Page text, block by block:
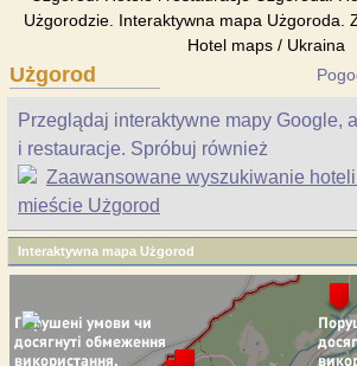
Użgorodzie. Interaktywna mapa Użgoroda.
Hotel maps / Ukraina
Użgorod
Przeglądaj interaktywne mapy Google,
i restauracje. Spróbuj również
Zaawansowane wyszukiwanie
mieście Użgorod
Interaktywna mapa Użgorod